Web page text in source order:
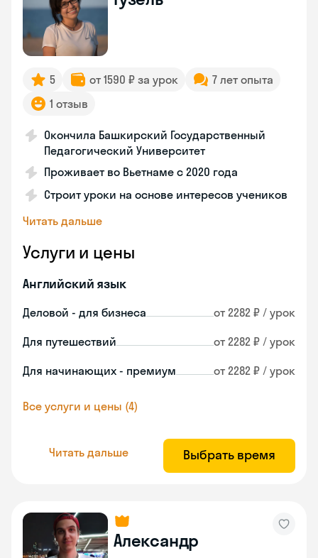
5 от 1590 ₽ за урок
7 лет опыта
1 отзыв
Окончила Башкирский Государственный
Педагогический Университет
Проживает во Вьетнаме с 2020 года
Строит уроки на основе интересов учеников
Читать дальше
Услуги и цены
Английский язык
Деловой - для бизнеса от 2282 ₽ / урок
Для путешествий от 2282 ₽ / урок
Для начинающих - премиум от 2282 ₽ / урок
Все услуги и цены (4)
Читать дальше Выбрать время
Александр